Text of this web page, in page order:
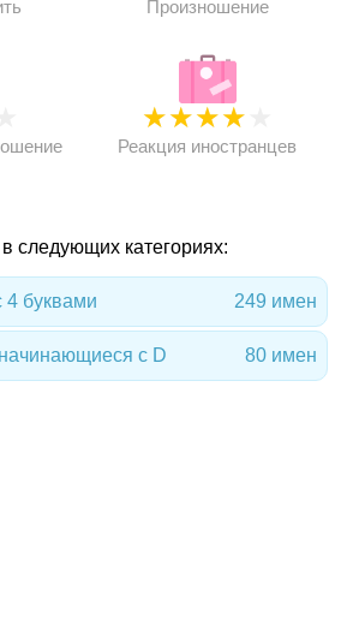
Произношение
★★★★
Реакция иностранцев
в следующих категориях:
4 буквами 249 имен
с D 80 имен